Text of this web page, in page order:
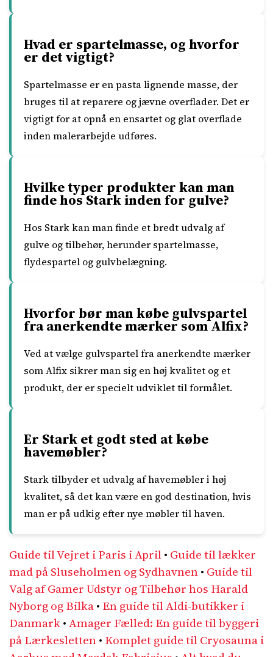
Hvad er spartelmasse, og hvorfor
er det vigtigt?
Spartelmasse er en pasta lignende masse, der
bruges til at reparere og jævne overflader. Det er
vigtigt for at opnå en ensartet og glat overflade
inden malerarbejde udføres.
Hvilke typer produkter kan man
finde hos Stark inden for gulve?
Hos Stark kan man finde et bredt udvalg af
gulve og tilbehør, herunder spartelmasse,
flydespartel og gulvbelægning.
Hvorfor bør man købe gulvspartel
fra anerkendte mærker som Alfix?
Ved at vælge gulvspartel fra anerkendte mærker
som Alfix sikrer man sig en høj kvalitet og et
produkt, der er specielt udviklet til formålet.
Er Stark et godt sted at købe
havemøbler?
Stark tilbyder et udvalg af havemøbler i høj
kvalitet, så det kan være en god destination, hvis
man er på udkig efter nye møbler til haven.
Guide til Vejret i Paris i April• Guide til lækker
mad på Sluseholmen og Sydhavnen• Guide til
Valg af Gamer Udstyr og Tilbehør hos Harald
Nyborg og Bilka• En guide til Aldi-butikker i
Danmark•Amager Fælled: En guide til byggeri
på Lærkesletten• Komplet guide til Cryosauna i